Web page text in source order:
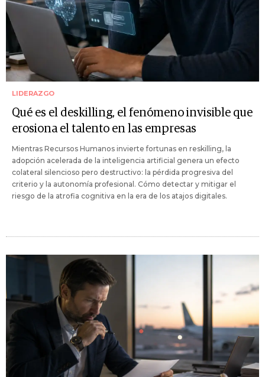
LIDERAZGO
Qué es el deskilling, el fenómeno invisible que
erosiona el talento en las empresas
Mientras Recursos Humanos invierte fortunas en reskilling, la
adopción acelerada de la inteligencia artificial genera un efecto
colateral silencioso pero destructivo: la pérdida progresiva del
criterio y la autonomía profesional. Cómo detectar y mitigar el
riesgo de la atrofia cognitiva en la era de los atajos digitales.